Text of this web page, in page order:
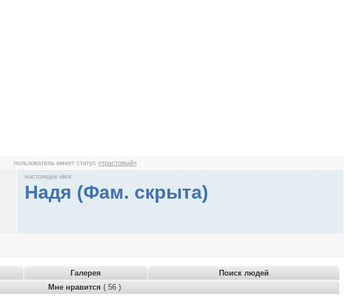
пользователь имеет статус«трастовый»
настоящее имя:
Надя (Фам. скрыта)
Галерея
Поиск людей
Мне нравится ( 56 )